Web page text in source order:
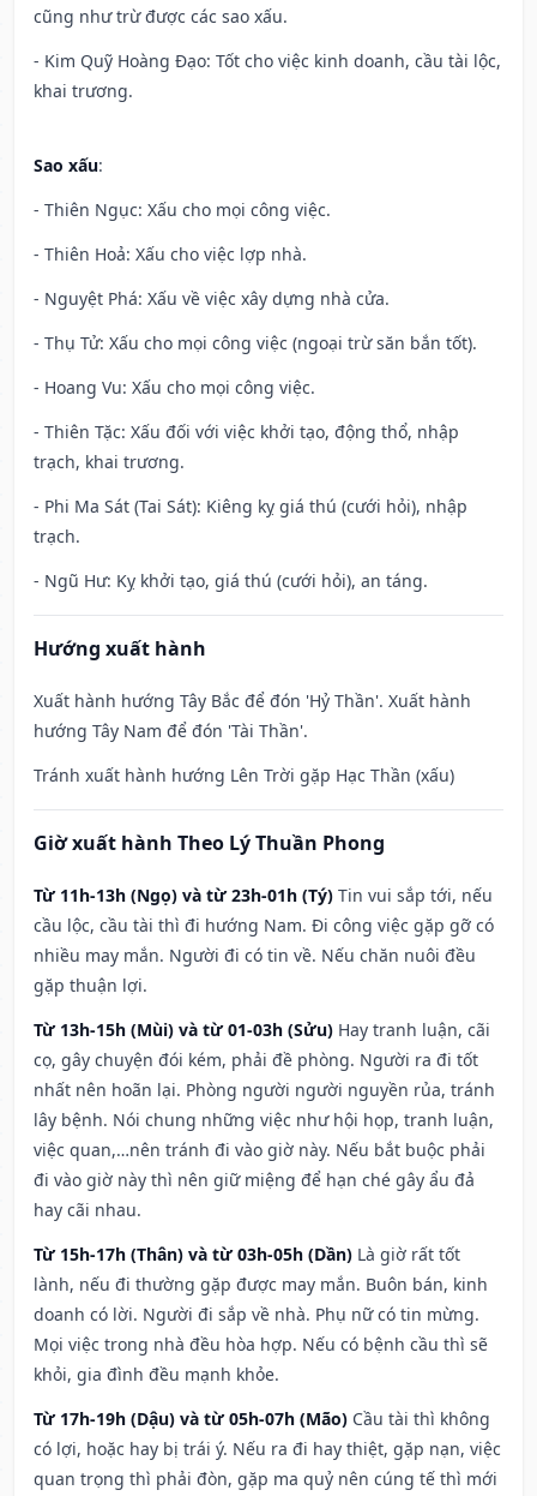
cũng như trừ được các sao xấu.
- Kim Quỹ Hoàng Đạo: Tốt cho việc kinh doanh, cầu tài lộc,
khai trương.
Sao xấu:
- Thiên Ngục: Xấu cho mọi công việc.
- Thiên Hoả: Xấu cho việc lợp nhà.
- Nguyệt Phá: Xấu về việc xây dựng nhà cửa.
- Thụ Tử: Xấu cho mọi công việc (ngoại trừ săn bắn tốt).
- Hoang Vu: Xấu cho mọi công việc.
- Thiên Tặc: Xấu đối với việc khởi tạo, động thổ, nhập
trạch, khai trương.
- Phi Ma Sát (Tai Sát): Kiêng kỵ giá thú (cưới hỏi), nhập
trạch.
- Ngũ Hư: Kỵ khởi tạo, giá thú (cưới hỏi), an táng.
Hướng xuất hành
Xuất hành hướng Tây Bắc để đón 'Hỷ Thần'. Xuất hành
hướng Tây Nam để đón 'Tài Thần'.
Tránh xuất hành hướng Lên Trời gặp Hạc Thần (xấu)
Giờ xuất hành Theo Lý Thuần Phong
Từ 11h-13h (Ngọ) và từ 23h-01h (Tý) Tin vui sắp tới, nếu
cầu lộc, cầu tài thì đi hướng Nam. Đi công việc gặp gỡ có
nhiều may mắn. Người đi có tin về. Nếu chăn nuôi đều
gặp thuận lợi.
Từ 13h-15h (Mùi) và từ 01-03h (Sửu) Hay tranh luận, cãi
cọ, gây chuyện đói kém, phải đề phòng. Người ra đi tốt
nhất nên hoãn lại. Phòng người người nguyền rủa, tránh
lây bệnh. Nói chung những việc như hội họp, tranh luận,
việc quan,…nên tránh đi vào giờ này. Nếu bắt buộc phải
đi vào giờ này thì nên giữ miệng để hạn ché gây ẩu đả
hay cãi nhau.
Từ 15h-17h (Thân) và từ 03h-05h (Dần) Là giờ rất tốt
lành, nếu đi thường gặp được may mắn. Buôn bán, kinh
doanh có lời. Người đi sắp về nhà. Phụ nữ có tin mừng.
Mọi việc trong nhà đều hòa hợp. Nếu có bệnh cầu thì sẽ
khỏi, gia đình đều mạnh khỏe.
Từ 17h-19h (Dậu) và từ 05h-07h (Mão) Cầu tài thì không
có lợi, hoặc hay bị trái ý. Nếu ra đi hay thiệt, gặp nạn, việc
quan trọng thì phải đòn, gặp ma quỷ nên cúng tế thì mới